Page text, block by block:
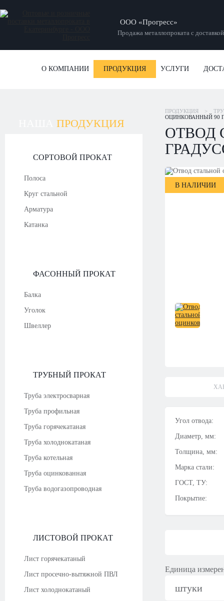
ООО «Прогресс»
Продажа металлопроката с доставкой
О КОМПАНИИ ПРОДУКЦИЯ УСЛУГИ
ПРОДУКЦИЯ
СОРТОВОЙ ПРОКАТ
Полоса
Круг стальной
Арматура
Катанка
ФАСОННЫЙ ПРОКАТ
Балка
Уголок
Швеллер
ТРУБНЫЙ ПРОКАТ
Труба электросварная
Труба профильная
Труба горячекатаная
Труба холоднокатаная
Труба котельная
Труба оцинкованная
Труба водогазопроводная
ЛИСТОВОЙ ПРОКАТ
Лист горячекатаный
Лист просечно-вытяжной ПВЛ
Лист холоднокатаный
ПРОДУКЦИЯ >
ОЦИНКОВАННЫЙ 90
ОТВОД
В НАЛИЧИИ
Угол отвода:
Диаметр, мм:
Толщина, мм:
Марка стали:
ГОСТ, ТУ:
Покрытие:
Единица
штуки